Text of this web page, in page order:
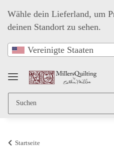
Wähle dein Lieferland, um
deinen Standort zu sehen.
Vereinigte Staaten
Startseite